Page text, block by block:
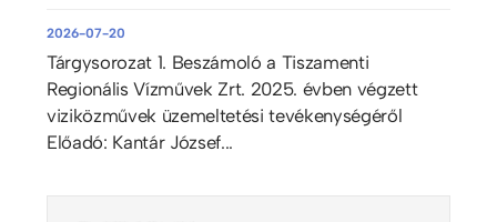
2026-07-20
Tárgysorozat 1. Beszámoló a Tiszamenti
Regionális Vízművek Zrt. 2025. évben végzett
viziközművek üzemeltetési tevékenységéről
Előadó: Kantár József...